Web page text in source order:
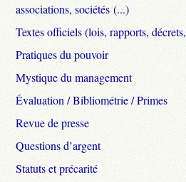
associations, sociétés (...)
Textes officiels (lois, rapports,
Pratiques du pouvoir
Mystique du management
Évaluation / Bibliométrie / Primes
Revue de presse
Questions d’argent
Statuts et précarité